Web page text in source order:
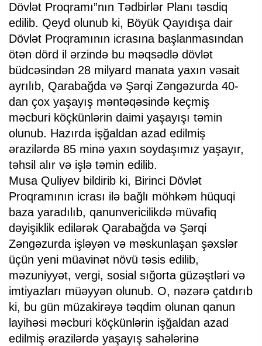
Dövlət Proqramı”nın Tədbirlər Planı təsdiq
edilib. Qeyd olunub ki, Böyük Qayıdışa dair
Dövlət Proqramının icrasına başlanmasından
ötən dörd il ərzində bu məqsədlə dövlət
büdcəsindən 28 milyard manata yaxın vəsait
ayrılıb, Qarabağda və Şərqi Zəngəzurda 40-
dan çox yaşayış məntəqəsində keçmiş
məcburi köçkünlərin daimi yaşayışı təmin
olunub. Hazırda işğaldan azad edilmiş
ərazilərdə 85 minə yaxın soydaşımız yaşayır,
təhsil alır və işlə təmin edilib.
Musa Quliyev bildirib ki, Birinci Dövlət
Proqramının icrası ilə bağlı möhkəm hüquqi
baza yaradılıb, qanunvericilikdə müvafiq
dəyişiklik edilərək Qarabağda və Şərqi
Zəngəzurda işləyən və məskunlaşan şəxslər
üçün yeni müavinət növü təsis edilib,
məzuniyyət, vergi, sosial sığorta güzəştləri və
imtiyazları müəyyən olunub. O, nəzərə çatdırıb
ki, bu gün müzakirəyə təqdim olunan qanun
layihəsi məcburi köçkünlərin işğaldan azad
edilmiş ərazilərdə yaşayış sahələrinə